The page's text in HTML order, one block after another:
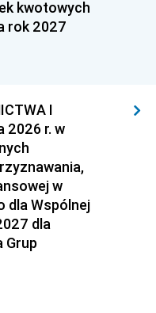
kwotowych
rok 2027
I
2026 r. w
w
dla Wspólnej
dla
Grup